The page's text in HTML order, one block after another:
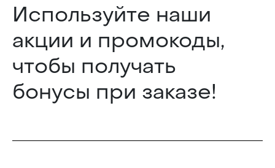
Используйте наши
акции и промокоды,
чтобы получать
бонусы при заказе!